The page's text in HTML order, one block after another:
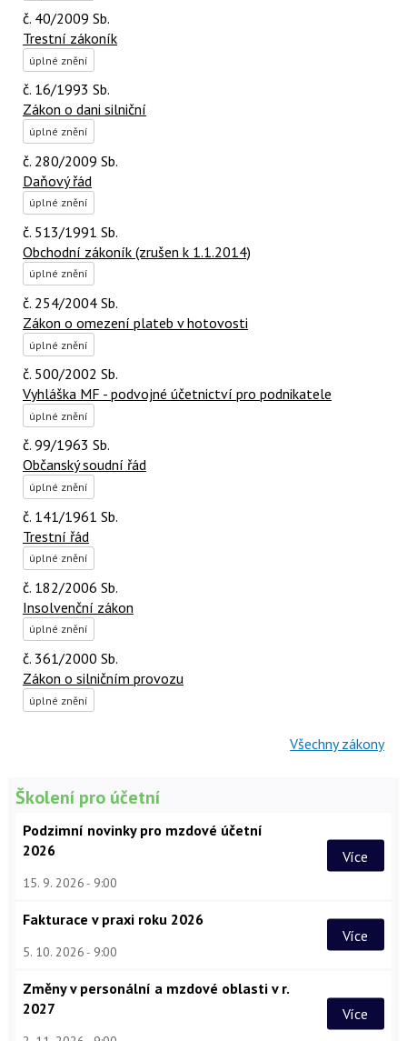
č. 40/2009 Sb.
Trestní zákoník
úplné znění
č. 16/1993 Sb.
Zákon o dani silniční
úplné znění
č. 280/2009 Sb.
Daňový řád
úplné znění
č. 513/1991 Sb.
Obchodní zákoník (zrušen k 1.1.2014)
úplné znění
č. 254/2004 Sb.
Zákon o omezení plateb v hotovosti
úplné znění
č. 500/2002 Sb.
Vyhláška MF - podvojné účetnictví pro podnikatele
úplné znění
č. 99/1963 Sb.
Občanský soudní řád
úplné znění
č. 141/1961 Sb.
Trestní řád
úplné znění
č. 182/2006 Sb.
Insolvenční zákon
úplné znění
č. 361/2000 Sb.
Zákon o silničním provozu
úplné znění
Všechny zákony
Školení pro účetní
Podzimní novinky pro mzdové účetní
2026
15. 9. 2026 9:00
Více
Fakturace v praxi roku 2026
5. 10. 2026 9:00
Více
Změny v personální a mzdové oblasti v r.
2027
Více